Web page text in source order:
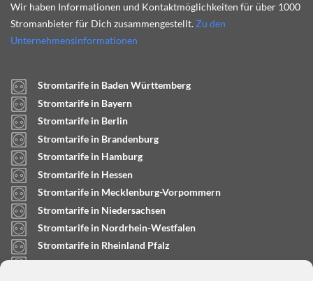
Wir haben Informationen und Kontaktmöglichkeiten für über 1000
Stromanbieter für Dich zusammengestellt. Zu den
Unternehmensinformationen
Stromtarife in Baden Württemberg
Stromtarife in Bayern
Stromtarife in Berlin
Stromtarife in Brandenburg
Stromtarife in Hamburg
Stromtarife in Hessen
Stromtarife in Mecklenburg-Vorpommern
Stromtarife in Niedersachsen
Stromtarife in Nordrhein-Westfalen
Stromtarife in Rheinland Pfalz
Stromtarife in Saarland